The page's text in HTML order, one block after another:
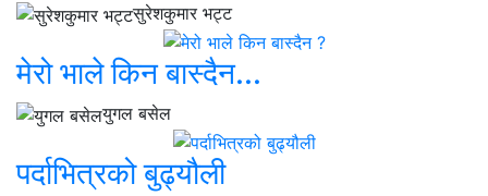
सुरेशकुमार भट्ट
मेरो भाले किन बास्दैन...
युगल बसेल
पर्दाभित्रको बुढ्यौली